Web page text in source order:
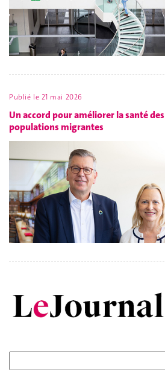
Publié le 21 mai 2026
Un accord pour améliorer la santé des
populations migrantes